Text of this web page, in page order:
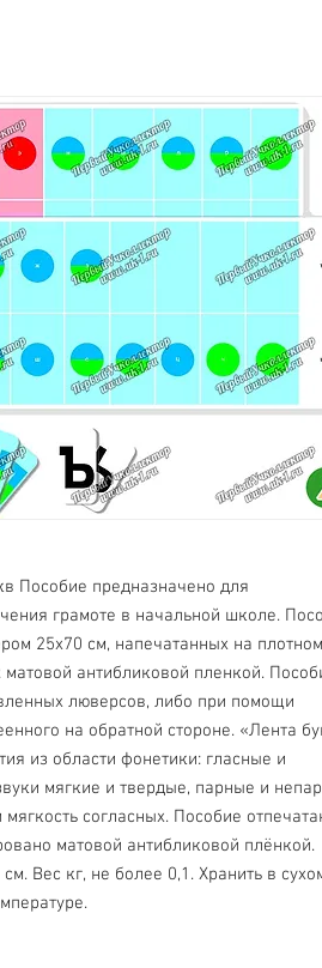
Пособие предназначено для
грамоте в начальной школе.
25х70 см, напечатанных на плотном
антибликовой пленкой.
люверсов, либо при помощи
на обратной стороне. «Лента
из области фонетики: гласные и
мягкие и твердые, парные и
мягкость согласных. Пособие
матовой антибликовой плёнкой.
Вес кг, не более 0,1. Хранить в